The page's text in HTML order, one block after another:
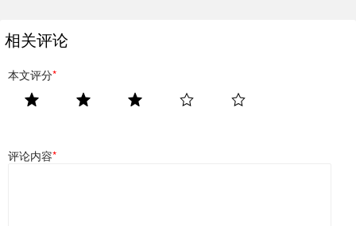
相关评论
本文评分*
评论内容*